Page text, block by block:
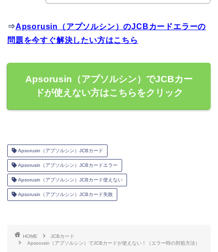
⇒Apsorusin（アプソルシン）のJCBカードエラーの
問題を今すぐ解決したい方はこちら
Apsorusin（アプソルシン）でJCBカー
ドが使えない方はこちらをクリック
Apsorusin（アプソルシン）JCBカード
Apsorusin（アプソルシン）JCBカードエラー
Apsorusin（アプソルシン）JCBカード使えない
Apsorusin（アプソルシン）JCBカード失敗
HOME
JCBカード
Apsorusin（アプソルシン）でJCBカードが使えない！（エラー時の対処方法）